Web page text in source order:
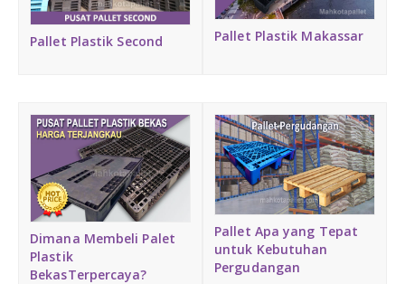
Pallet Plastik Second Pallet Plastik Makassar
Dimana Membeli Palet
Plastik
BekasTerpercaya?
Pallet Apa yang Tepat
untuk Kebutuhan
Pergudangan